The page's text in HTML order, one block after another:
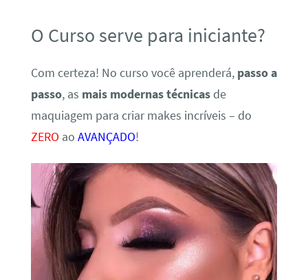
O Curso serve para iniciante?
Com certeza! No curso você aprenderá, passo a
passo, as mais modernas técnicasde
maquiagem para criar makes incríveis – do
ZERO ao AVANÇADO!